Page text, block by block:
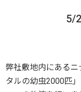
5/
弊社敷地内にある
タルの幼虫2000匹